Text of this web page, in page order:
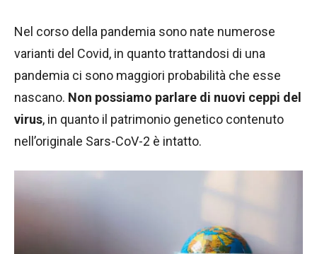
Nel corso della pandemia sono nate numerose
varianti del Covid, in quanto trattandosi di una
pandemia ci sono maggiori probabilità che esse
nascano. Non possiamo parlare di nuovi ceppi del
virus, in quanto il patrimonio genetico contenuto
nell’originale Sars-CoV-2 è intatto.